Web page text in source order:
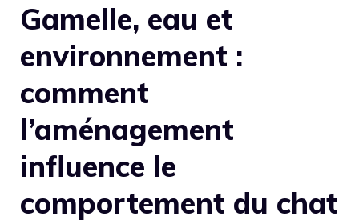
Gamelle, eau et
environnement :
comment
l’aménagement
influence le
comportement du chat